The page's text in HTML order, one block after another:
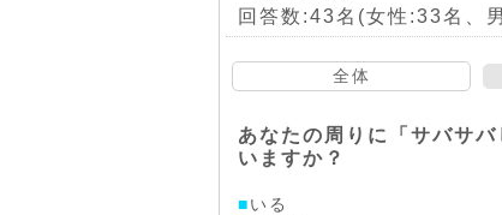
回答数:43名(女性:33名、
全体
あなたの周りに「サバサ
いますか？
■いる